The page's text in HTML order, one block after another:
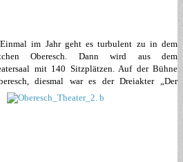
Einmal im Jahr geht es turbulent zu in dem
Oberesch. Dann wird aus dem
mit 140 Sitzplätzen. Auf der Bühne
diesmal war es der Dreiakter „Der